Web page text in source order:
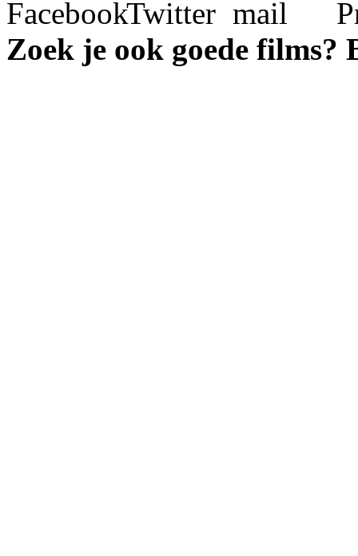
Zoek je ook goede films?